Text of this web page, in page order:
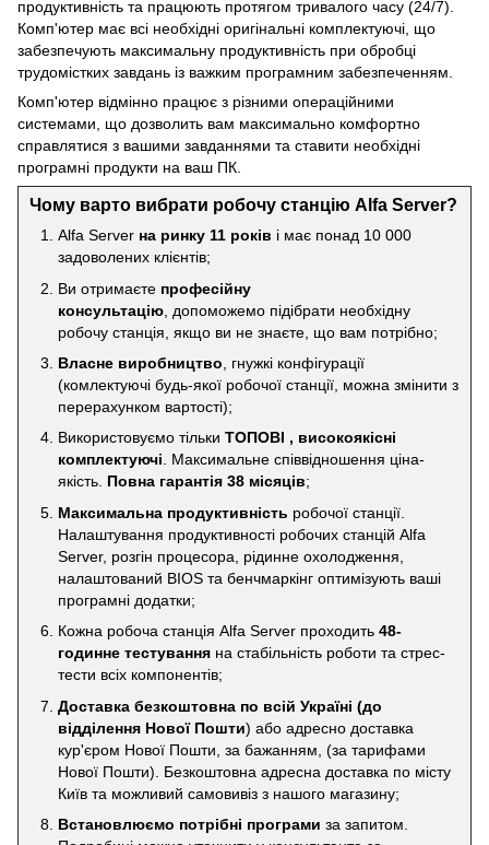
продуктивність та працюють протягом тривалого часу (24/7).
Комп'ютер має всі необхідні оригінальні комплектуючі, що
забезпечують максимальну продуктивність при обробці
трудомістких завдань із важким програмним забезпеченням.
Комп'ютер відмінно працює з різними операційними
системами, що дозволить вам максимально комфортно
справлятися з вашими завданнями та ставити необхідні
програмні продукти на ваш ПК.
Чому варто вибрати робочу станцію Alfa Server?
Alfa Server на ринку 11 років і має понад 10 000
задоволених клієнтів;
Ви отримаєте професійну
консультацію , допоможемо підібрати необхідну
робочу станція, якщо ви не знаєте, що вам потрібно;
Власне виробництво , гнужкі конфігурації
(комлектуючі будь-якої робочої станції, можна змінити з
перерахунком вартості);
Використовуємо тільки ТОПОВІ , високоякісні
комплектуючі. Максимальне співвідношення ціна-
якість. Повна гарантія 38 місяців;
Максимальна продуктивність робочої станції.
Налаштування продуктивності робочих станцій Alfa
Server, розгін процесора, рідинне охолодження,
налаштований BIOS та бенчмаркінг оптимізують ваші
програмні додатки;
Кожна робоча станція Alfa Server проходить 48-
годинне тестування на стабільність роботи та стрес-
тести всіх компонентів;
Доставка безкоштовна по всій Україні (до
відділення Нової Пошти) або адресно доставка
кур'єром Нової Пошти, за бажанням, (за тарифами
Нової Пошти). Безкоштовна адресна доставка по місту
Київ та можливий самовивіз з нашого магазину;
Встановлюємо потрібні програми за запитом.